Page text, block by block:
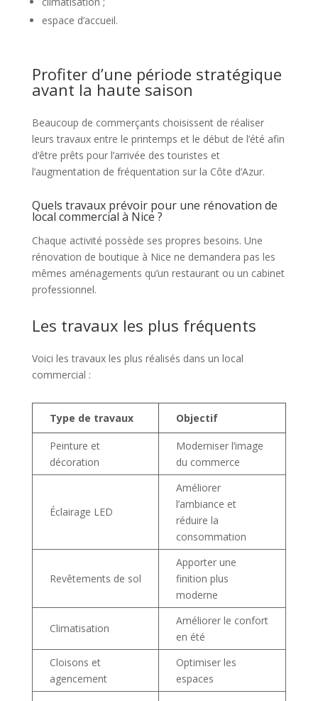
espace d’accueil.
Profiter d’une période stratégique
avant la haute saison
Beaucoup de commerçants choisissent de réaliser
leurs travaux entre le printemps et le début de l’été afin
d’être prêts pour l’arrivée des touristes et
l’augmentation de fréquentation sur la Côte d’Azur.
Quels travaux prévoir pour une rénovation de
local commercial à Nice ?
Chaque activité possède ses propres besoins. Une
rénovation de boutique à Nice ne demandera pas les
mêmes aménagements qu’un restaurant ou un cabinet
professionnel.
Les travaux les plus fréquents
Voici les travaux les plus réalisés dans un local
commercial :
Type de travaux Objectif
Peinture et
décoration
Moderniser l’image
du commerce
Éclairage LED
Améliorer
l’ambiance et
réduire la
consommation
Revêtements de sol
Apporter une
finition plus
moderne
Climatisation
Améliorer le confort
en été
Cloisons et
agencement
Optimiser les
espaces